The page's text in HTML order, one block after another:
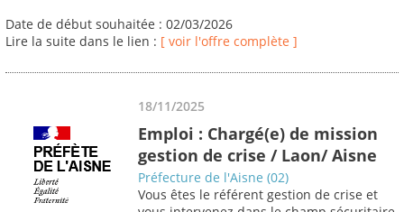
Date de début souhaitée : 02/03/2026
Lire la suite dans le lien : [ voir l'offre complète ]
18/11/2025
Emploi : Chargé(e) de mission
gestion de crise / Laon/ Aisne
Préfecture de l'Aisne (02)
Vous êtes le référent gestion de crise et